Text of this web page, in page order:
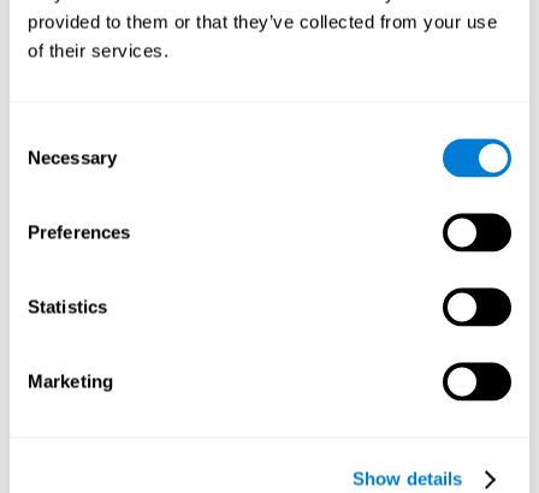
provided to them or that they’ve collected from your use
of their services.
Selection
Necessary
Preferences
Statistics
Marketing
Show details
académico ou no dia-a-dia.
Para medir a atenção dividida, a equipa da CogniFit baseou-se no
Teste de Simultaneidade DIAT-SHIF
: É necessário seguir
com o ponteiro do rato o percurso de uma bola branca e
Quando a palavra que está no centro do ecrã coincida com a
cor que está escrita, deve responder (prestando atenção aos
estar preparado para mudanças de estratégia, novas
respostas e orientar a capacidade de monitorização e a